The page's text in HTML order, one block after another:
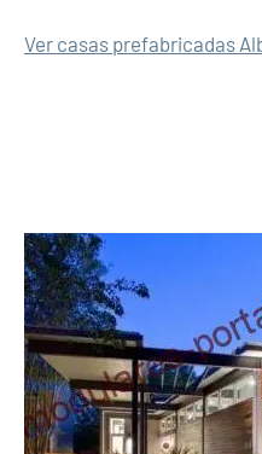
Ver casas prefabricadas